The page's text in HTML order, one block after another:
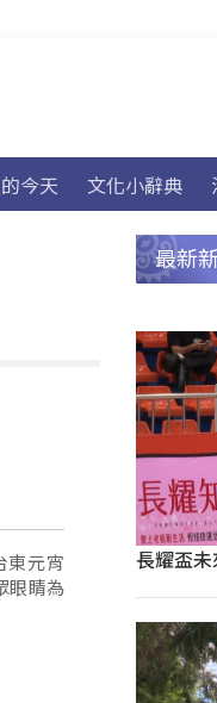
今天 文化小辭典
東元宵
眼睛為
最新
長耀盃